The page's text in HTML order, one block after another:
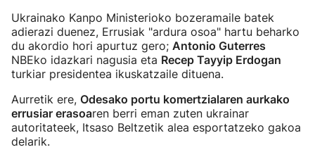
Ukrainako Kanpo Ministerioko bozeramaile batek
adierazi duenez, Errusiak "ardura osoa" hartu beharko
du akordio hori apurtuz gero; Antonio Guterres
NBEko idazkari nagusia eta Recep Tayyip Erdogan
turkiar presidentea ikuskatzaile dituena.
Aurretik ere, Odesako portu komertzialaren aurkako
errusiar erasoaren berri eman zuten ukrainar
autoritateek, Itsaso Beltzetik alea esportatzeko gakoa
delarik.